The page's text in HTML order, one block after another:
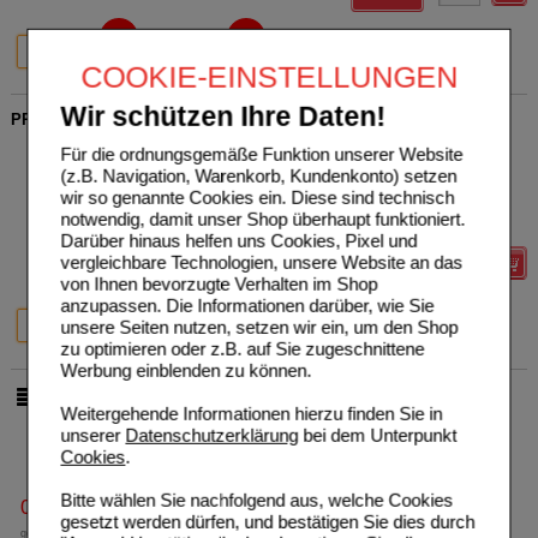
COOKIE-EINSTELLUNGEN
Wir schützen Ihre Daten!
Für die ordnungsgemäße Funktion unserer Website
(z.B. Navigation, Warenkorb, Kundenkonto) setzen
wir so genannte Cookies ein. Diese sind technisch
notwendig, damit unser Shop überhaupt funktioniert.
Darüber hinaus helfen uns Cookies, Pixel und
vergleichbare Technologien, unsere Website an das
von Ihnen bevorzugte Verhalten im Shop
anzupassen. Die Informationen darüber, wie Sie
unsere Seiten nutzen, setzen wir ein, um den Shop
zu optimieren oder z.B. auf Sie zugeschnittene
Werbung einblenden zu können.
Weitergehende Informationen hierzu finden Sie in
unserer Datenschutzerklärungbei dem Unterpunkt
Cookies.
Bitte wählen Sie nachfolgend aus, welche Cookies
gesetzt werden dürfen, und bestätigen Sie dies durch
PREVAL Prevabal Bad
PREVAL Dermatica GmbH
04249920
500 ml Bad
UVP
Unser Preis*
Sie sparen 3,98 €
Grundpreis
31,84 €
Details
500 ml
20%
1000 ml
23%
0800-10 11 422
gebührenfreie Rufnummer